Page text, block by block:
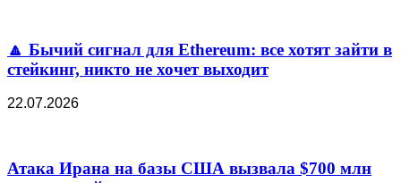
🔼 Бычий сигнал для Ethereum: все хотят зайти в
стейкинг, никто не хочет выходит
22.07.2026
Атака Ирана на базы США вызвала $700 млн